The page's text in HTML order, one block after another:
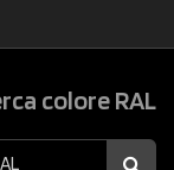
colore RAL